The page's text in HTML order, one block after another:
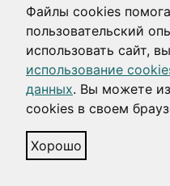
Файлы cookies
пользовательский
использовать сайт,
использование
данных. Вы можете
cookies в своем
Хорошо
Финансы
Образование и культура
Логистика и транспорт
Госсектор
***
Информация об IT-